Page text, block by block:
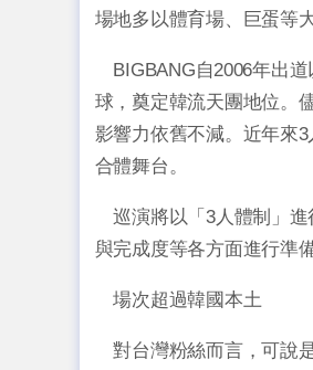
場地多以體育場、巨蛋等
BIGBANG自2006年出道
球，奠定韓流天團地位。
影響力依舊不減。近年來
合體舞台。
巡演將以「3人體制」進
與完成度等各方面進行準
場次超過韓國本土
對台灣粉絲而言，可說